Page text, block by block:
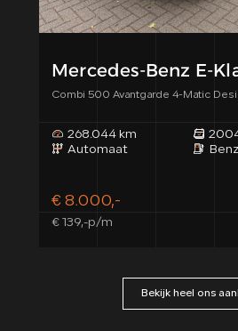
Mercedes-Benz E-
Combi 500 Avantgarde 4-Matic
268.044 km
Automaat
€ 8.000,-
€ 139,-p/m
Bekijk heel ons